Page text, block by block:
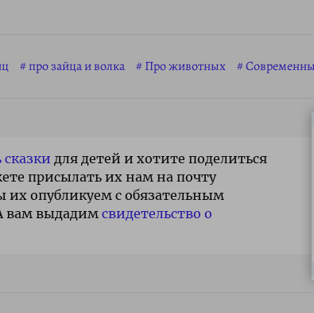
про зайца и волка Про животных
сказки для детей и хотите поделиться
присылать их нам на почту
их опубликуем с обязательным
вам выдадим свидетельство о